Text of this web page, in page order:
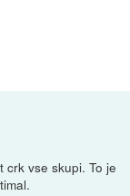
vse skupi. To je